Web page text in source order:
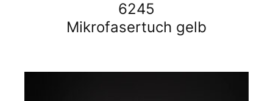
6245
Mikrofasertuch gelb